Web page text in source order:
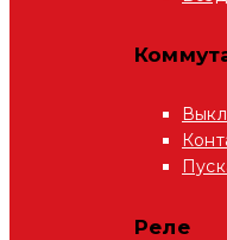
Реле